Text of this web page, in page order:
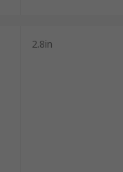
2.8in